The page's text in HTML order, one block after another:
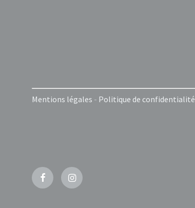
Mentions légales - Politique de confidentialité
FacebookInstagram